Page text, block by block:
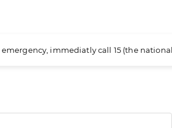
immediatly call 15 (the